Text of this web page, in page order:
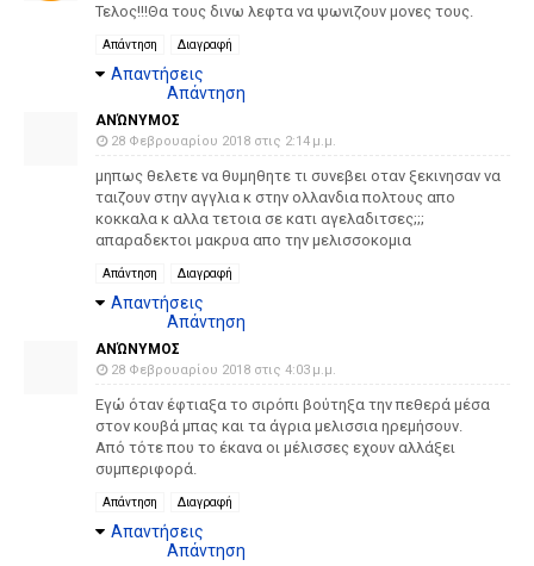
Τελος!!!Θα τους δινω λεφτα να ψωνιζουν μονες τους.
Απάντηση Διαγραφή
Απαντήσεις
Απάντηση
ΑΝΏΝΥΜΟΣ
28 Φεβρουαρίου 2018 στις 2:14 μ.μ.
μηπως θελετε να θυμηθητε τι συνεβει οταν ξεκινησαν να
ταιζουν στην αγγλια κ στην ολλανδια πολτους απο
κοκκαλα κ αλλα τετοια σε κατι αγελαδιτσες;;;
απαραδεκτοι μακρυα απο την μελισσοκομια
Απάντηση Διαγραφή
Απαντήσεις
Απάντηση
ΑΝΏΝΥΜΟΣ
28 Φεβρουαρίου 2018 στις 4:03 μ.μ.
Εγώ όταν έφτιαξα το σιρόπι βούτηξα την πεθερά μέσα
στον κουβά μπας και τα άγρια μελισσια ηρεμήσουν.
Από τότε που το έκανα οι μέλισσες εχουν αλλάξει
συμπεριφορά.
Απάντηση Διαγραφή
Απαντήσεις
Απάντηση